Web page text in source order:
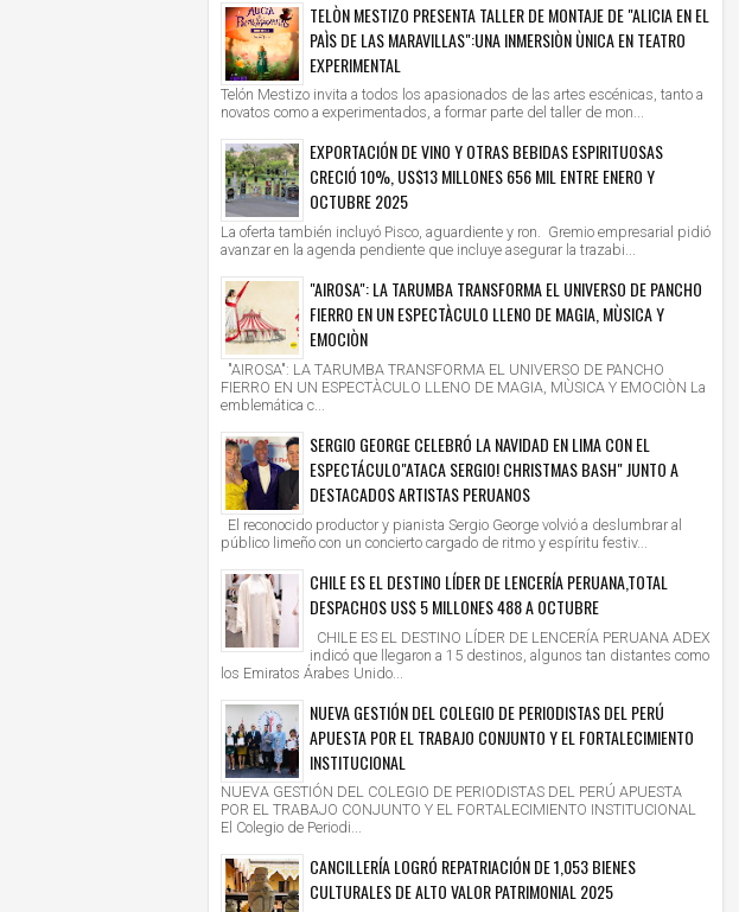
TELÒN MESTIZO PRESENTA TALLER DE MONTAJE DE "ALICIA EN EL
PAÌS DE LAS MARAVILLAS":UNA INMERSIÒN ÙNICA EN TEATRO
EXPERIMENTAL
Telón Mestizo invita a todos los apasionados de las artes escénicas, tanto a
novatos como a experimentados, a formar parte del taller de mon...
EXPORTACIÓN DE VINO Y OTRAS BEBIDAS ESPIRITUOSAS
CRECIÓ 10%, US$13 MILLONES 656 MIL ENTRE ENERO Y
OCTUBRE 2025
La oferta también incluyó Pisco, aguardiente y ron. Gremio empresarial pidió
avanzar en la agenda pendiente que incluye asegurar la trazabi...
"AIROSA": LA TARUMBA TRANSFORMA EL UNIVERSO DE PANCHO
FIERRO EN UN ESPECTÀCULO LLENO DE MAGIA, MÙSICA Y
EMOCIÒN
"AIROSA": LA TARUMBA TRANSFORMA EL UNIVERSO DE PANCHO
FIERRO EN UN ESPECTÀCULO LLENO DE MAGIA, MÙSICA Y EMOCIÒN La
emblemática c...
SERGIO GEORGE CELEBRÓ LA NAVIDAD EN LIMA CON EL
ESPECTÁCULO"ATACA SERGIO! CHRISTMAS BASH" JUNTO A
DESTACADOS ARTISTAS PERUANOS
El reconocido productor y pianista Sergio George volvió a deslumbrar al
público limeño con un concierto cargado de ritmo y espíritu festiv...
CHILE ES EL DESTINO LÍDER DE LENCERÍA PERUANA,TOTAL
DESPACHOS US$ 5 MILLONES 488 A OCTUBRE
CHILE ES EL DESTINO LÍDER DE LENCERÍA PERUANA ADEX
indicó que llegaron a 15 destinos, algunos tan distantes como
los Emiratos Árabes Unido...
NUEVA GESTIÓN DEL COLEGIO DE PERIODISTAS DEL PERÚ
APUESTA POR EL TRABAJO CONJUNTO Y EL FORTALECIMIENTO
INSTITUCIONAL
NUEVA GESTIÓN DEL COLEGIO DE PERIODISTAS DEL PERÚ APUESTA
POR EL TRABAJO CONJUNTO Y EL FORTALECIMIENTO INSTITUCIONAL
El Colegio de Periodi...
CANCILLERÍA LOGRÓ REPATRIACIÓN DE 1,053 BIENES
CULTURALES DE ALTO VALOR PATRIMONIAL 2025